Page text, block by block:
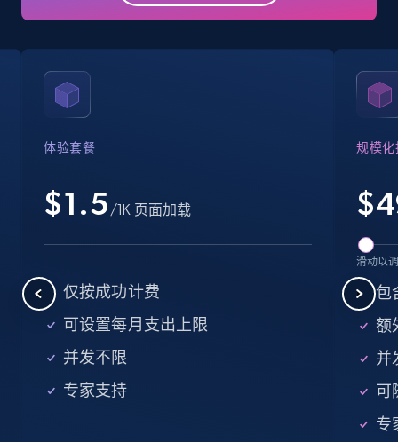
Crunchbase companies information
Name, URL, ID, Cb rank, Region, About,
Searching data by keyword
Name, URL, ID, Cb rank, Region, About,
Industries, Operating status, and more.
体验套餐
$1.5 /1K 页面加载
仅按成功计费
可设置每月支出上限
并发不限
专家支持
规模化
$
滑动以
包
额
并
可
专